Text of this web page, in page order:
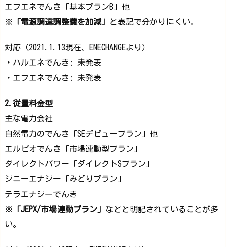
エフエネでんき「基本プランB」他
※ 「電源調達調整費を加減」 と表記で分かりにくい。
対応（2021.1.13現在、ENECHANGEより）
・ハルエネでんき: 未発表
・エフエネでんき: 未発表
2.従量料金型
主な電力会社
自然電力のでんき「SEデビュープラン」他
エルピオでんき「市場連動型プラン」
ダイレクトパワー「ダイレクトSプラン」
ジニーエナジー「みどりプラン」
テラエナジーでんき
※ 「JEPX/市場連動プラン」 などと明記されていることが多
い。